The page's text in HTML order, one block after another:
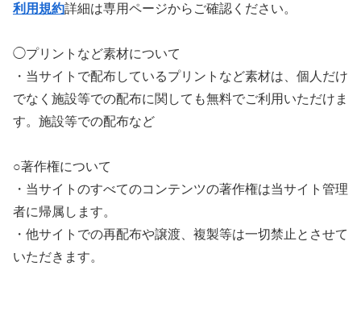
利用規約詳細は専用ページからご確認ください。
◯プリントなど素材について
・当サイトで配布しているプリントなど素材は、個人だけ
でなく施設等での配布に関しても無料でご利用いただけま
す。施設等での配布など
○著作権について
・当サイトのすべてのコンテンツの著作権は当サイト管理
者に帰属します。
・他サイトでの再配布や譲渡、複製等は一切禁止とさせて
いただきます。